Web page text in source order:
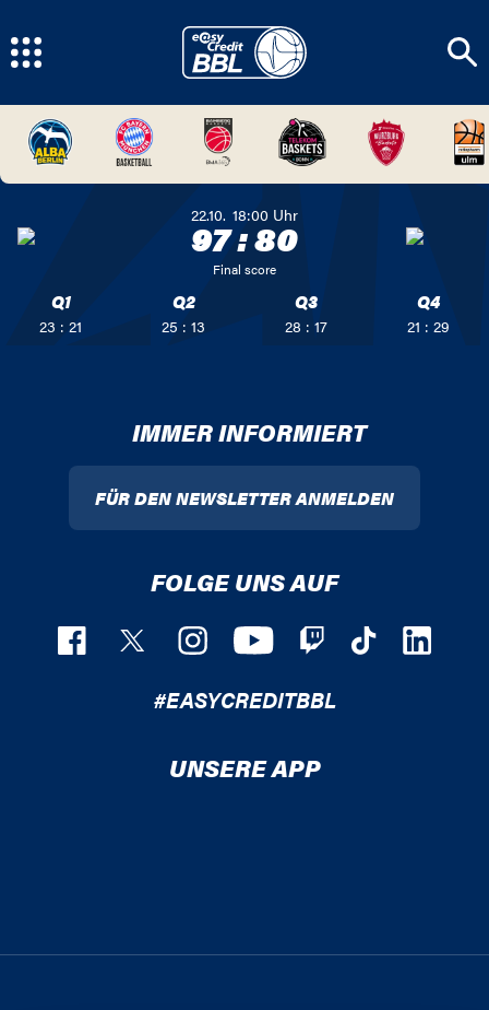
22.10. 18:00 Uhr
97:80
Final score
Q1
23 : 21
Q2
25 : 13
Q3
28 : 17
Q4
21 : 29
IMMER INFORMIERT
FÜR DEN NEWSLETTER ANMELDEN
FOLGE UNS AUF
#EASYCREDITBBL
UNSERE APP